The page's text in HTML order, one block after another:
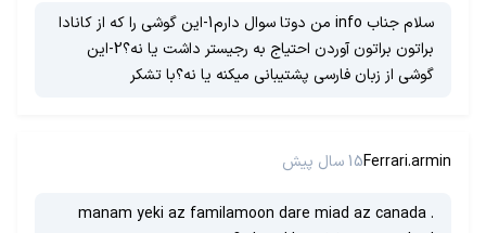
سلام جناب info من دوتا سوال دارم1-این گوشی را که از کانادا
براتون براتون آوردن احتیاج به رجیستر داشت یا نه؟2-این
گوشی از زبان فارسی پشتیبانی میکنه یا نه؟با تشکر
Ferrari.armin15 سال پیش
manam yeki az familamoon dare miad az canada .